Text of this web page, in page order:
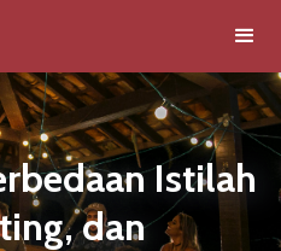
Istilah
dan